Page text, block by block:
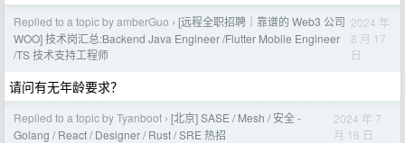
Replied to a topic by amberGuo › [远程全职招聘｜靠谱的 Web3 公司
WOO] 技术岗汇总:Backend Java Engineer /Flutter Mobile Engineer
/TS 技术支持工程师
2024 年
8 月 17
日
请问有无年龄要求？
Replied to a topic by Tyanboot › [北京] SASE / Mesh / 安全 -
Golang / React / Designer / Rust / SRE 热招
2024 年 7
月 16 日